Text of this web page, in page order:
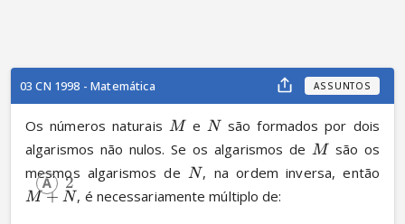
03 CN 1998 - Matemática ASSUNTOS
Os números naturais M e N são formados por dois
algarismos não nulos. Se os algarismos de M são os
mesmos algarismos de N, na ordem inversa, então
M + N, é necessariamente múltiplo de:
2